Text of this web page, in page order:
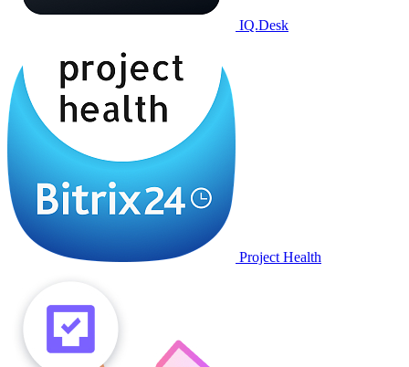
IQ.Desk
Project Health